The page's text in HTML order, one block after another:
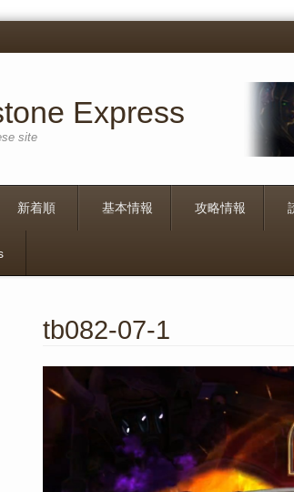
Express
site
新着順 基本情報 攻略情報
tb082-07-1